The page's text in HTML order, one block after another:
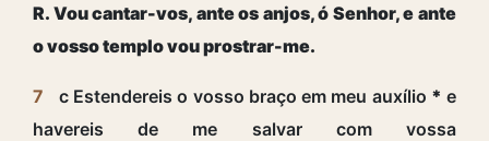
R. Vou cantar-vos, ante os anjos, ó Senhor, e ante
o vosso templo vou prostrar-me.
7 c Estendereis o vosso braço em meu auxílio * e
havereis de me salvar com vossa